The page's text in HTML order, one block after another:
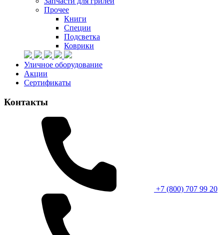
Прочее
Книги
Специи
Подсветка
Коврики
Уличное оборудование
Акции
Сертификаты
Контакты
+7 (800) 707 99 20